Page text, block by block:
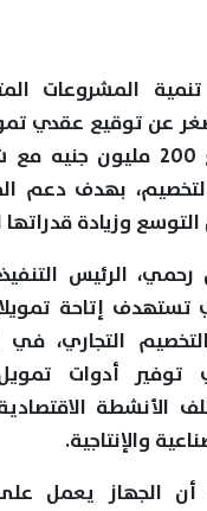
المشروعات
عن توقيع عقدي
إجمالية تبلغ 200 مليون
بهدف دعم
وزيادة قدراتها
الرئيس
تستهدف إتاحة
التجاري، في
توفير أدوات
الأنشطة
والإنتاجية.
الجهاز يعمل